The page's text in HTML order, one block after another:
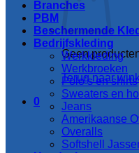
Geen
Terug naar
0
Branches
PBM
Beschermende
Bedrijfskleding
Werkkleding
Werkbroeken
Polo’s en shirts
Sweaters en
Jeans
Amerikaanse
Overalls
Softshell